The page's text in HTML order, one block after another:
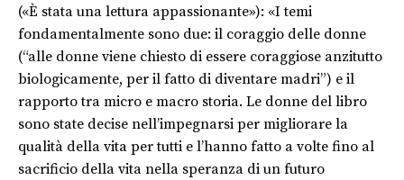
(«È stata una lettura appassionante»): «I temi
fondamentalmente sono due: il coraggio delle donne
(“alle donne viene chiesto di essere coraggiose anzitutto
biologicamente, per il fatto di diventare madri”) e il
rapporto tra micro e macro storia. Le donne del libro
sono state decise nell’impegnarsi per migliorare la
qualità della vita per tutti e l’hanno fatto a volte fino al
sacrificio della vita nella speranza di un futuro